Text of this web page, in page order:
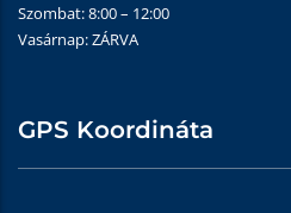
Szombat: 8:00 – 12:00
Vasárnap: ZÁRVA
GPS Koordináta